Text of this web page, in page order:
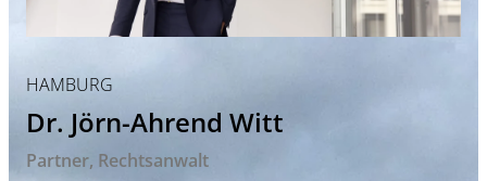
HAMBURG
Dr. Jörn-Ahrend Witt
Partner Rechtsanwalt